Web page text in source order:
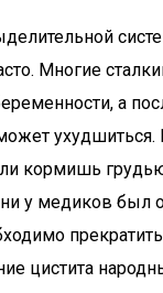
Многие
а
ухудшиться.
кормишь
у медиков был
цистита